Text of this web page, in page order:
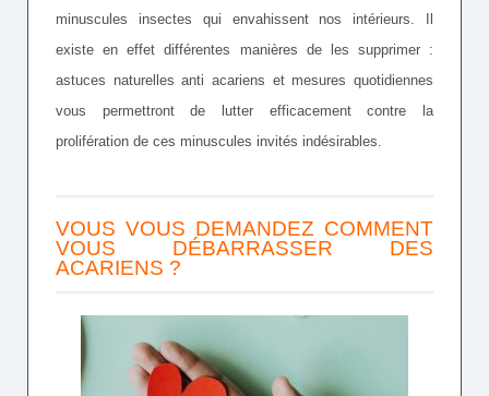
minuscules insectes qui envahissent nos intérieurs. Il
existe en effet différentes manières de les supprimer :
astuces naturelles anti acariens et mesures quotidiennes
vous permettront de lutter efficacement contre la
prolifération de ces minuscules invités indésirables.
VOUS VOUS DEMANDEZ COMMENT
VOUS DÉBARRASSER DES
ACARIENS ?